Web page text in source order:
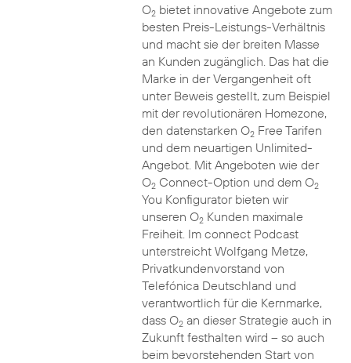
O2bietet innovative Angebote zum
besten Preis-Leistungs-Verhältnis
und macht sie der breiten Masse
an Kunden zugänglich. Das hat die
Marke in der Vergangenheit oft
unter Beweis gestellt, zum Beispiel
mit der revolutionären Homezone,
den datenstarken O2Free Tarifen
und dem neuartigen Unlimited-
Angebot. Mit Angeboten wie der
O2Connect-Option und dem O2
You Konfigurator bieten wir
unseren O2Kunden maximale
Freiheit. Im connect Podcast
unterstreicht Wolfgang Metze,
Privatkundenvorstand von
Telefónica Deutschland und
verantwortlich für die Kernmarke,
dass O2an dieser Strategie auch in
Zukunft festhalten wird – so auch
beim bevorstehenden Start von